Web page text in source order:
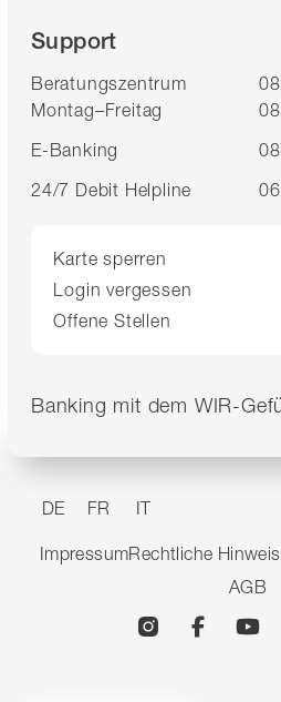
Support
Beratungszentrum
Montag–Freitag
E-Banking
24/7 Debit Helpline
Karte sperren
Login vergessen
Offene Stellen
Banking mit dem WIR-
DE FR IT
ImpressumRechtliche
AGB
Instagram